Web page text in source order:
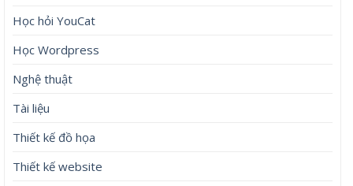
Học hỏi YouCat
Học Wordpress
Nghệ thuật
Tài liệu
Thiết kế đồ họa
Thiết kế website